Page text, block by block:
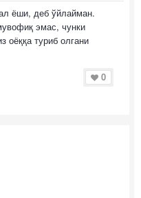
ёши, деб ўйлайман.
эмас, чунки
оёққа туриб олгани
0